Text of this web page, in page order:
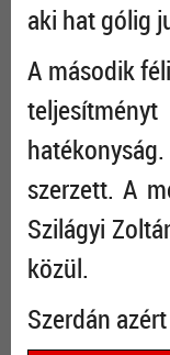
aki hat gólig
A második
szerzett. A
Szilágyi
közül.
Szerdán